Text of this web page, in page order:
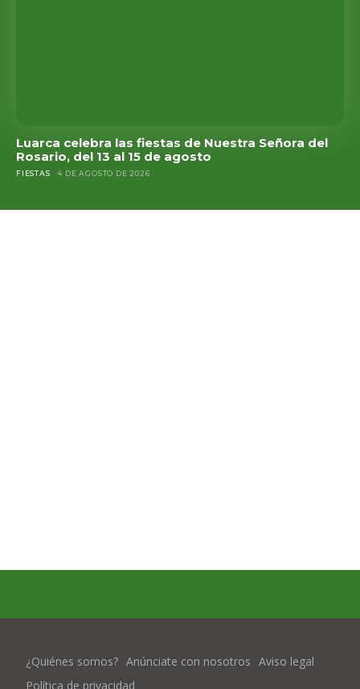
Luarca celebra las fiestas de Nuestra Señora del
Rosario, del 13 al 15 de agosto
FIESTAS 4 DE AGOSTO DE 2026
¿Quiénes somos? Anúnciate con nosotros Aviso legal
Política de privacidad